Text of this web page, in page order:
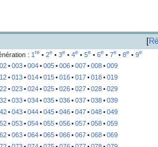
: 1 re • 2e • 3e • 4e • 5e • 6e • 7e • 8e • 9e
•003•004•005•006•007•008•009
•013•014•015•016•017•018•019
•023•024•025•026•027•028•029
•033•034•035•036•037•038•039
•043•044•045•046•047•048•049
•053•054•055•056•057•058•059
•063•064•065•066•067•068•069